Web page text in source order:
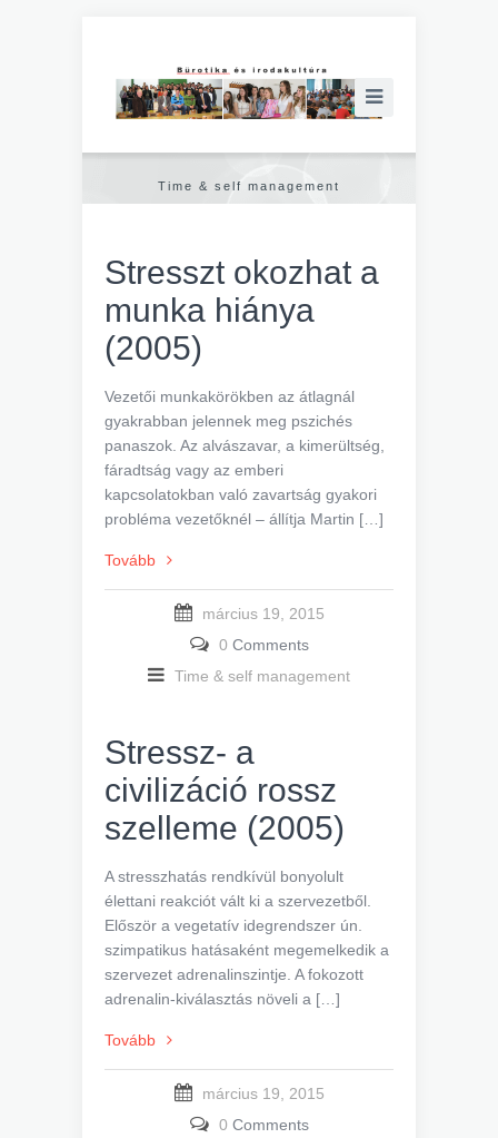
Time & self management
Stresszt okozhat a
munka hiánya
(2005)
Vezetői munkakörökben az átlagnál
gyakrabban jelennek meg pszichés
panaszok. Az alvászavar, a kimerültség,
fáradtság vagy az emberi
kapcsolatokban való zavartság gyakori
probléma vezetőknél – állítja Martin […]
Tovább
március 19, 2015
0 Comments
Time & self management
Stressz- a
civilizáció rossz
szelleme (2005)
A stresszhatás rendkívül bonyolult
élettani reakciót vált ki a szervezetből.
Először a vegetatív idegrendszer ún.
szimpatikus hatásaként megemelkedik a
szervezet adrenalinszintje. A fokozott
adrenalin-kiválasztás növeli a […]
Tovább
március 19, 2015
0 Comments